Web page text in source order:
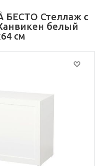
БЕСТО Стеллаж с
белый
см